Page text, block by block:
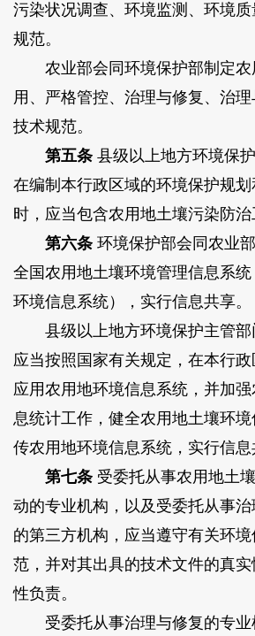
污染状况调查、环境监测、环境
规范。
农业部会同环境保护部制定农
用、严格管控、治理与修复、治
技术规范。
第五条县级以上地方环境保
在编制本行政区域的环境保护规划
时，应当包含农用地土壤污染防治
第六条环境保护部会同农业
全国农用地土壤环境管理信息系
环境信息系统），实行信息共享。
县级以上地方环境保护主管部
应当按照国家有关规定，在本行
应用农用地环境信息系统，并加
息统计工作，健全农用地土壤环
传农用地环境信息系统，实行信息
第七条受委托从事农用地土
动的专业机构，以及受委托从事
的第三方机构，应当遵守有关环
范，并对其出具的技术文件的真
性负责。
受委托从事治理与修复的专业